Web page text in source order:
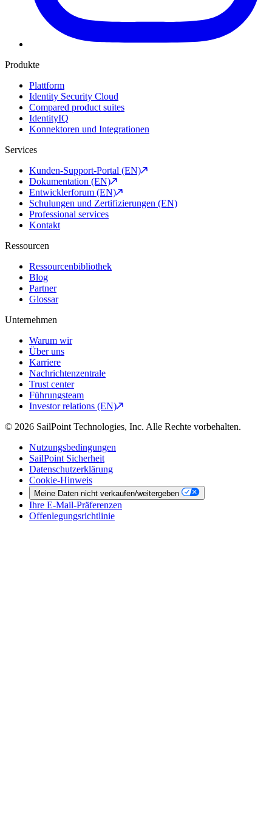
Produkte
Plattform
Identity Security Cloud
Compared product suites
IdentityIQ
Konnektoren und Integrationen
Services
Kunden-Support-Portal (EN)
Dokumentation (EN)
Entwicklerforum (EN)
Schulungen und Zertifizierungen (EN)
Professional services
Kontakt
Ressourcen
Ressourcenbibliothek
Blog
Partner
Glossar
Unternehmen
Warum wir
Über uns
Karriere
Nachrichtenzentrale
Trust center
Führungsteam
Investor relations (EN)
© 2026 SailPoint Technologies, Inc. Alle Rechte vorbehalten.
Nutzungsbedingungen
SailPoint Sicherheit
Datenschutzerklärung
Cookie-Hinweis
Meine Daten nicht verkaufen/weitergeben
Ihre E-Mail-Präferenzen
Offenlegungsrichtlinie